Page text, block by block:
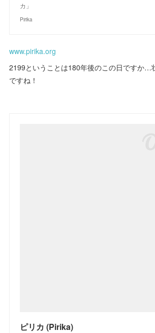
カ」
Pirika
www.pirika.org
2199ということは180年後のこの日ですか…
ですね！
ピリカ (Pirika)